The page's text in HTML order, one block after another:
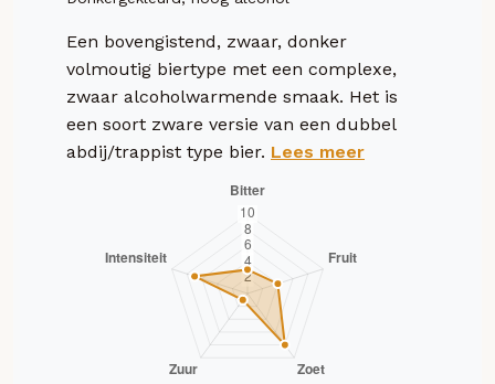
Een bovengistend, zwaar, donker
volmoutig biertype met een complexe,
zwaar alcoholwarmende smaak. Het is
een soort zware versie van een dubbel
abdij/trappist type bier. Lees meer